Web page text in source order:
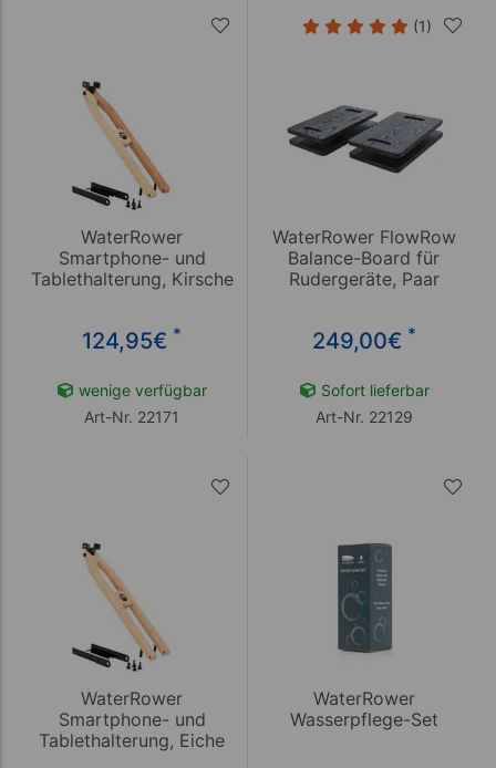
WaterRower
Smartphone- und
Tablethalterung, Kirsche
124,95€ *
wenige verfügbar
Art-Nr. 22171
(1)
WaterRower FlowRow
Balance-Board für
Rudergeräte, Paar
249,00€ *
Sofort lieferbar
Art-Nr. 22129
WaterRower
Smartphone- und
Tablethalterung, Eiche
WaterRower
Wasserpflege-Set